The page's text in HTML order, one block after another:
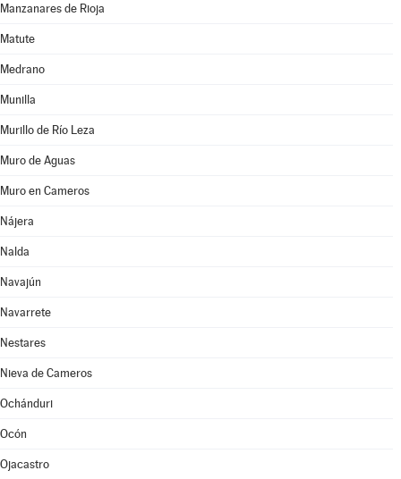
Manzanares de Rioja
Matute
Medrano
Munilla
Murillo de Río Leza
Muro de Aguas
Muro en Cameros
Nájera
Nalda
Navajún
Navarrete
Nestares
Nieva de Cameros
Ochánduri
Ocón
Ojacastro